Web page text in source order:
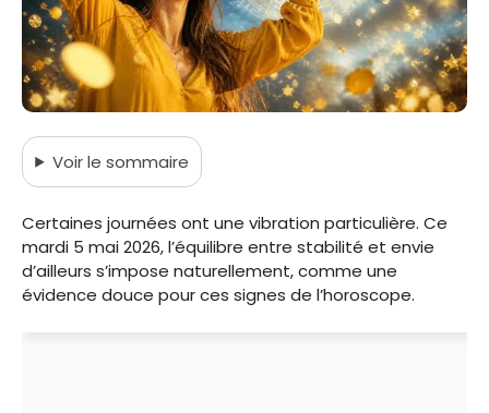
Voirle sommaire
Certaines journées ont une vibration particulière. Ce
mardi 5 mai 2026, l’équilibre entre stabilité et envie
d’ailleurs s’impose naturellement, comme une
évidence douce pour ces signes de l’horoscope.